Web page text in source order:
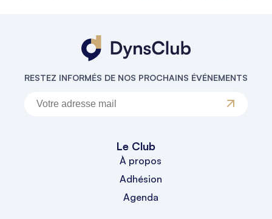
RESTEZ INFORMÉS DE NOS PROCHAINS ÉVÉNEMENTS
Le Club
À propos
Adhésion
Agenda